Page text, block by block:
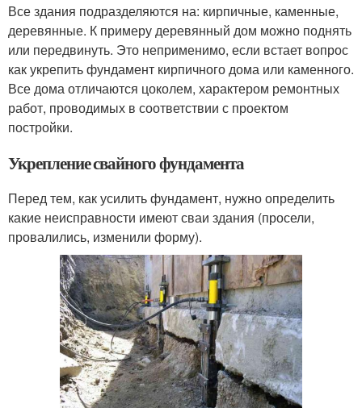
Все здания подразделяются на: кирпичные, каменные,
деревянные. К примеру деревянный дом можно поднять
или передвинуть. Это неприменимо, если встает вопрос
как укрепить фундамент кирпичного дома или каменного.
Все дома отличаются цоколем, характером ремонтных
работ, проводимых в соответствии с проектом
постройки.
Укрепление свайного фундамента
Перед тем, как усилить фундамент, нужно определить
какие неисправности имеют сваи здания (просели,
провалились, изменили форму).